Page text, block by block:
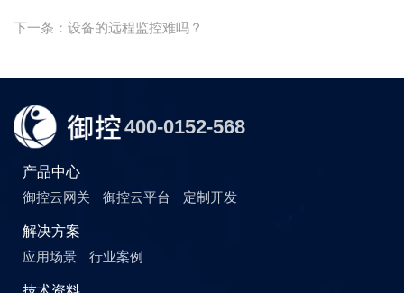
下一条：设备的远程监控难吗？
400-0152-568
产品中心
御控云网关
御控云平台 定制开发
解决方案
应用场景
行业案例